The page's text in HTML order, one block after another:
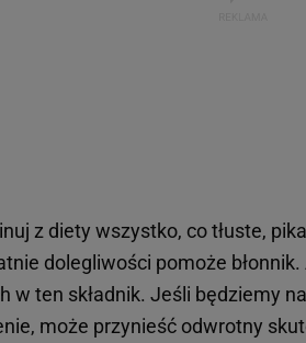
z diety wszystko, co tłuste,
dolegliwości pomoże
w ten składnik. Jeśli będziemy
może przynieść odwrotny